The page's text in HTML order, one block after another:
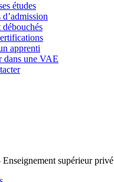
études
d’admission
apprenti
dans une VAE
Enseignement supérieur privé